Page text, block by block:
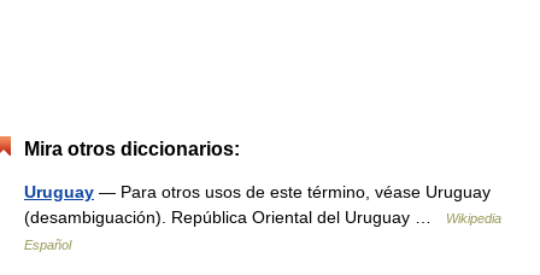
Mira otros diccionarios:
Uruguay — Para otros usos de este término, véase Uruguay
(desambiguación). República Oriental del Uruguay …
Wikipedia
Español